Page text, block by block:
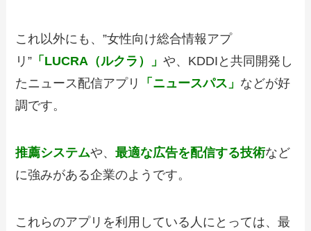
これ以外にも、”女性向け総合情報アプ
リ” 「LUCRA（ルクラ）」や、KDDIと共同開発し
たニュース配信アプリ
「ニュースパス」 などが好
調です。
推薦システムや、最適な広告を配信する技術など
に強みがある企業のようです。
これらのアプリを利用している人にとっては、最